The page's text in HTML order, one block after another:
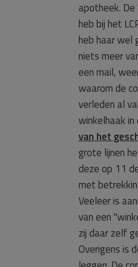
apotheek.
heb bij het
heb haar wel
niets meer
een mail,
waarom de
verleden al
winkelhaak
van het
grote lijnen
deze op 11
met
Veeleer is
van een
zij daar zelf
Overigens is